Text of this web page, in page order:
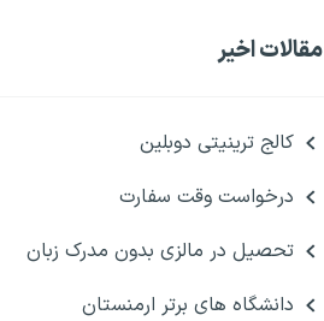
مقالات اخیر
کالج ترینیتی دوبلین
درخواست وقت سفارت
تحصیل در مالزی بدون مدرک زبان
دانشگاه های برتر ارمنستان